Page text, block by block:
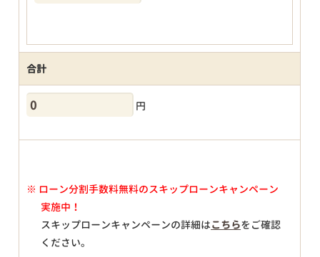
合計
円
※ ローン分割手数料無料のスキップローンキャンペーン
実施中！
スキップローンキャンペーンの詳細はこちらをご確認
ください。